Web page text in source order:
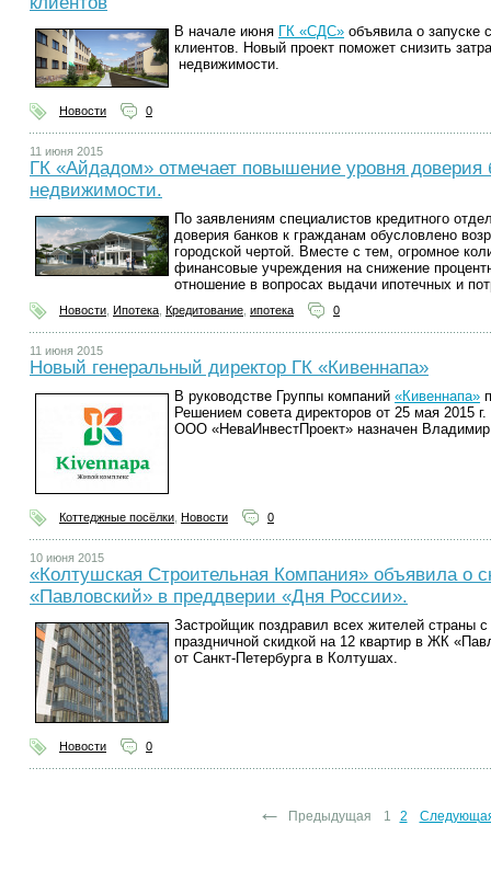
В начале июня ГК «СДС» объявила о запуске
клиентов. Новый проект поможет снизить
недвижимости.
Новости 0
11 июня 2015
ГК «Айдадом» отмечает повышение уровня доверия
недвижимости.
По заявлениям специалистов кредитного
доверия банков к гражданам обусловлено
городской чертой. Вместе с тем, огромное
финансовые учреждения на снижение
отношение в вопросах выдачи ипотечных и
Новости Ипотека Кредитование ипотека 0
11 июня 2015
Новый генеральный директор ГК «Кивеннапа»
В руководстве Группы компаний «Кивеннапа»
Решением совета директоров от 25 мая 2015
ООО «НеваИнвестПроект» назначен
Коттеджные посёлки Новости 0
10 июня 2015
«Колтушская Строительная Компания» объявила о
«Павловский» в преддверии «Дня России».
Застройщик поздравил всех жителей страны
праздничной скидкой на 12 квартир в ЖК
от Санкт-Петербурга в Колтушах.
Новости 0
← Предыдущая 1 2